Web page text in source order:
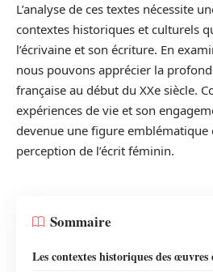
L’analyse de ces textes nécessite
contextes historiques et culturels
l’écrivaine et son écriture. En
nous pouvons apprécier la
française au début du XXe siècle.
expériences de vie et son
devenue une figure
perception de l’écrit féminin.
Sommaire
Les contextes historiques des œuvres